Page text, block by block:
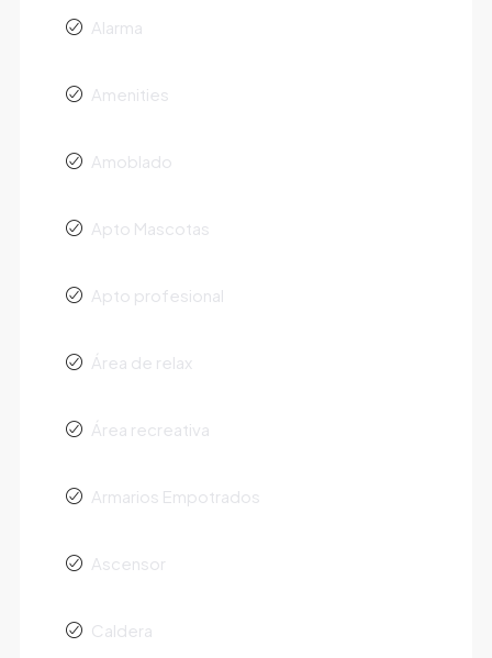
Alarma
Amenities
Amoblado
Apto Mascotas
Apto profesional
Área de relax
Área recreativa
Armarios Empotrados
Ascensor
Caldera